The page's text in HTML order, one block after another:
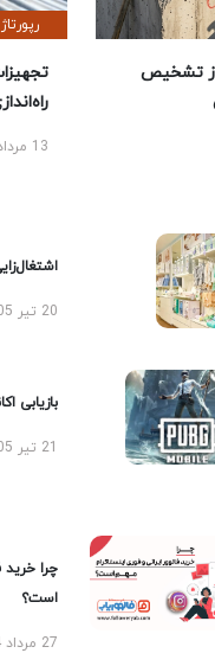
تشخیص
رپورتاژ
13 مرداد 1405
20 تیر 1405
بازیابی
چرا خرید
است؟
27 مرداد 1404